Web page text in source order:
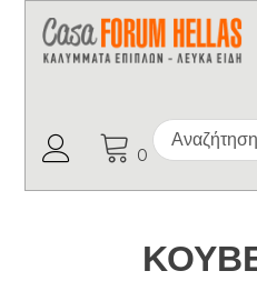
Ο Λογαριασμός μου
0